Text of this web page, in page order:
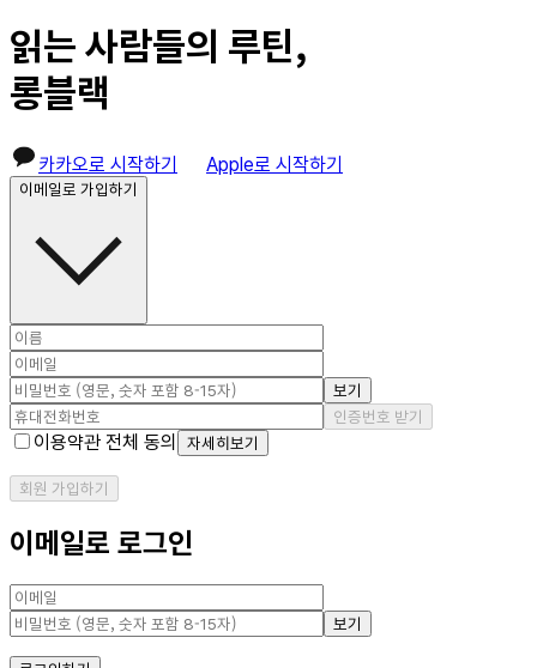
읽는 사람들의 루틴,
롱블랙
카카오로 시작하기 Apple로 시작하기
이메일로 가입하기
보기
인증번호 받기
이용약관 전체 동의 자세히보기
회원 가입하기
이메일로 로그인
보기